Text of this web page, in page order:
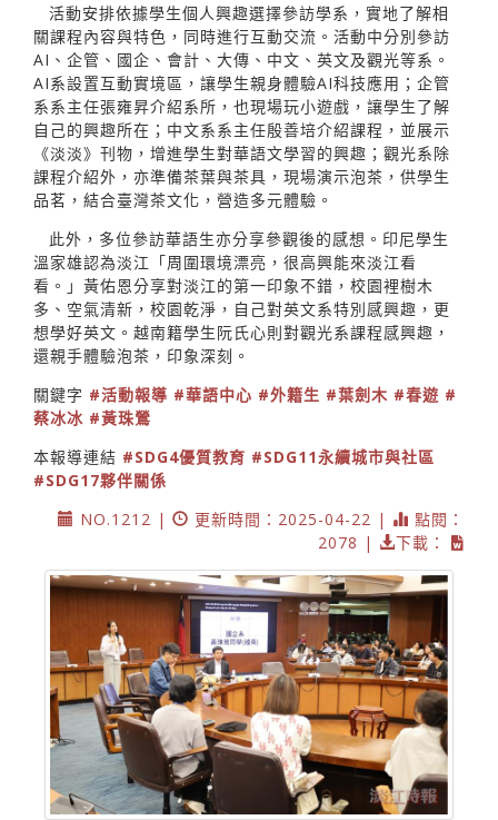
活動安排依據學生個人興趣選擇參訪學系，實地了解相
關課程內容與特色，同時進行互動交流。活動中分別參訪
AI、企管、國企、會計、大傳、中文、英文及觀光等系。
AI系設置互動實境區，讓學生親身體驗AI科技應用；企管
系系主任張雍昇介紹系所，也現場玩小遊戲，讓學生了解
自己的興趣所在；中文系系主任殷善培介紹課程，並展示
《淡淡》刊物，增進學生對華語文學習的興趣；觀光系除
課程介紹外，亦準備茶葉與茶具，現場演示泡茶，供學生
品茗，結合臺灣茶文化，營造多元體驗。
此外，多位參訪華語生亦分享參觀後的感想。印尼學生
溫家雄認為淡江「周圍環境漂亮，很高興能來淡江看
看。」黃佑恩分享對淡江的第一印象不錯，校園裡樹木
多、空氣清新，校園乾淨，自己對英文系特別感興趣，更
想學好英文。越南籍學生阮氏心則對觀光系課程感興趣，
還親手體驗泡茶，印象深刻。
關鍵字 #活動報導 #華語中心 #外籍生 #葉劍木 #春遊 #
蔡冰冰 #黃珠鶯
本報導連結 #SDG4優質教育 #SDG11永續城市與社區
#SDG17夥伴關係
NO.1212 |
更新時間：2025-04-22 |
點閱：
2078 |
下載：